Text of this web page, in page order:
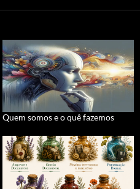
Quem somos e o quê fazemos